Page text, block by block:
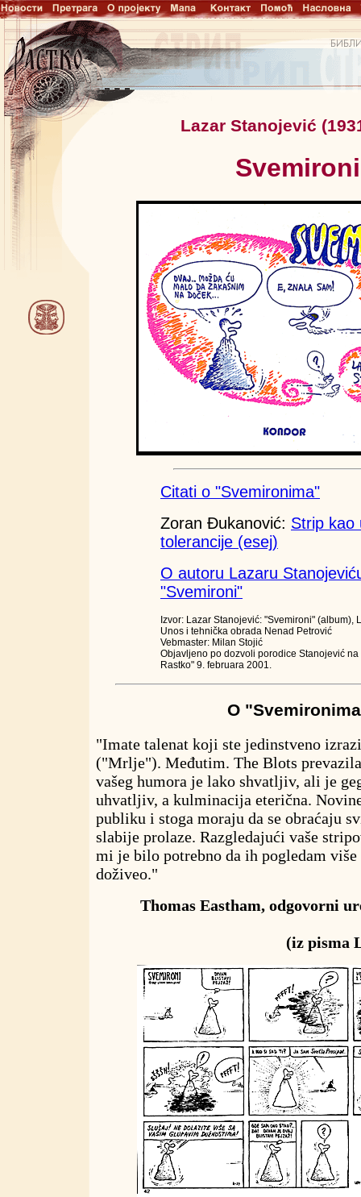
Lazar Stanojević
Svemironi
Citati o "Svemironima"
Zoran Đukanović: Strip kao
tolerancije (esej)
O autoru Lazaru
"Svemironi"
Izvor: Lazar Stanojević: "Svemironi" (album),
Unos i tehnička obrada Nenad Petrović
Vebmaster: Milan Stojić
Objavljeno po dozvoli porodice Stanojević na
Rastko" 9. februara 2001.
O
"Imate talenat koji ste jedinstveno
("Mrlje"). Međutim. The Blots
vašeg humora je lako shvatljiv, ali je
uhvatljiv, a kulminacija eterična.
publiku i stoga moraju da se obraćaju
slabije prolaze. Razgledajući vaše
mi je bilo potrebno da ih pogledam
doživeo."
Thomas Eastham, odgovorni
(iz pisma